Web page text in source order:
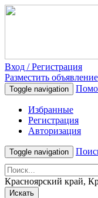
Вход / Регистрация
Разместить объявление
Toggle navigation
Избранные
Регистрация
Авторизация
Toggle navigation
Красноярский край,
Искать